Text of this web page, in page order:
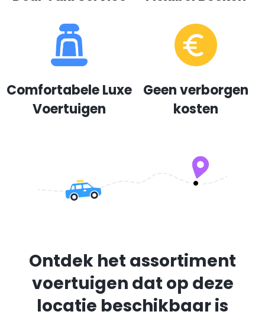
Comfortabele Luxe
Voertuigen
Geen verborgen
kosten
Ontdek het assortiment
voertuigen dat op deze
locatie beschikbaar is